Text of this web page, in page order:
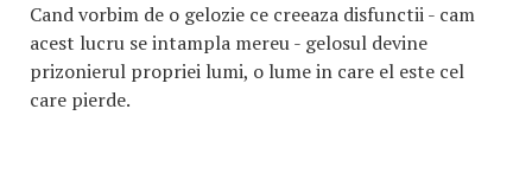
Cand vorbim de o gelozie ce creeaza disfunctii - cam
acest lucru se intampla mereu - gelosul devine
prizonierul propriei lumi, o lume in care el este cel
care pierde.